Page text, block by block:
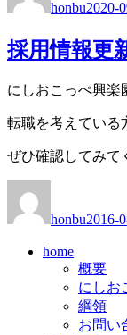
者
honbu日:
2020-
採用情報更
にしおこっぺ興楽
転職を考えている
ぜひ確認してみて
者
honbu日:
2016-
home
概要
にしお
綱領
お問い